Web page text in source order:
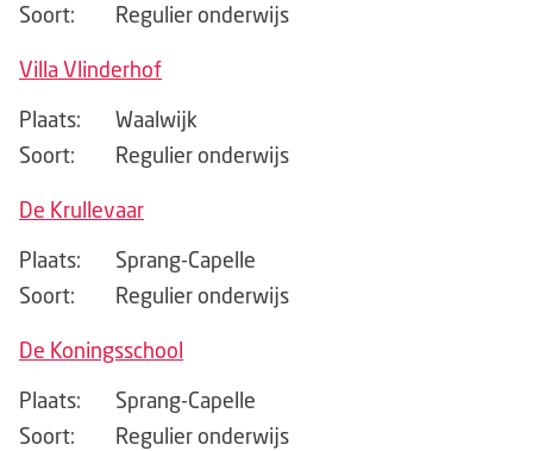
Soort:
Regulier onderwijs
Villa Vlinderhof
Plaats:
Waalwijk
Soort:
Regulier onderwijs
De Krullevaar
Plaats:
Sprang-Capelle
Soort:
Regulier onderwijs
De Koningsschool
Plaats:
Sprang-Capelle
Soort:
Regulier onderwijs